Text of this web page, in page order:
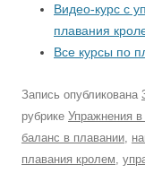
Видео-курс с
плавания
Все курсы по
Запись опубликована
рубрике Упражнения
баланс в плавании,
плавания кролем,